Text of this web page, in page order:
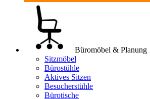
Büromöbel & Planung
Sitzmöbel
Bürostühle
Aktives Sitzen
Besucherstühle
Bürotische